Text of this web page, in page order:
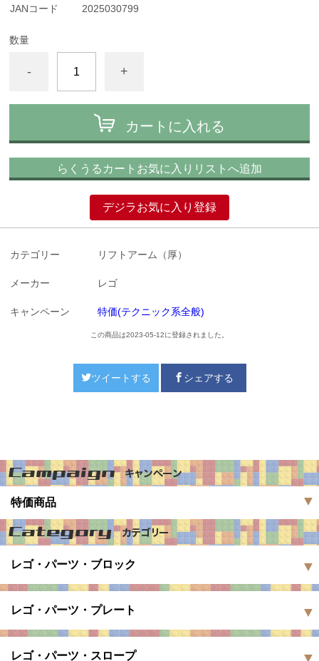
JANコード 2025030799
数量
- +
カートに入れる
らくうるカートお気に入りリストへ追加
デジラお気に入り登録
カテゴリー リフトアーム（厚）
メーカー レゴ
キャンペーン 特価(テクニック系全般)
この商品は2023-05-12に登録されました。
ツイートする シェアする
特価商品
レゴ・パーツ・ブロック
レゴ・パーツ・プレート
レゴ・パーツ・スロープ